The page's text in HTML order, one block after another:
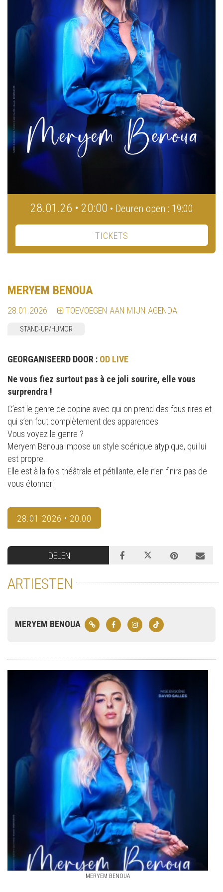
28.01.26 • 20:00 • Deuren open : 19:00
TICKETS
MERYEM BENOUA
28.01.2026 TOEVOEGEN AAN MIJN AGENDA
STAND-UP/HUMOR
GEORGANISEERD DOOR : OD LIVE
Ne vous fiez surtout pas à ce joli sourire, elle vous
surprendra !
C’est le genre de copine avec qui on prend des fous rires et
qui s’en fout complètement des apparences.
Vous voyez le genre ?
Meryem Benoua impose un style scénique atypique, qui lui
est propre.
Elle est à la fois théâtrale et pétillante, elle n’en finira pas de
vous étonner !
28.01.2026 • 20:00
DELEN
ARTIESTEN
MERYEM BENOUA
MERYEM BENOUA